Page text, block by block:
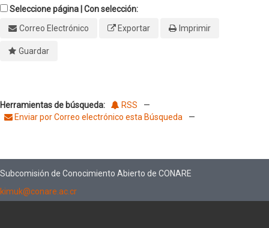
Seleccione página | Con selección:
Correo Electrónico
Exportar Imprimir
Guardar
Herramientas de búsqueda: RSS
—
Enviar por Correo electrónico esta Búsqueda
—
Subcomisión de Conocimiento Abierto de CONARE
kimuk@conare.ac.cr